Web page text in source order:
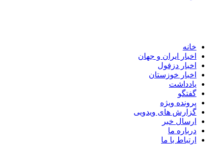
خانه
اخبار ایران و جهان
اخبار دزفول
اخبار خوزستان
یادداشت
گفتگو
پرونده ویژه
گزارش های ویدویی
ارسال خبر
درباره ما
ارتباط با ما